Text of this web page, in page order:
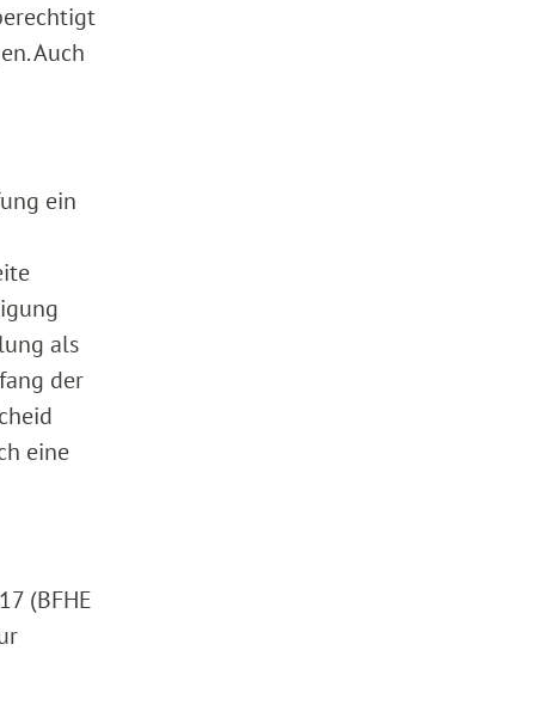
Auch
ein
als
der
eine
(BFHE